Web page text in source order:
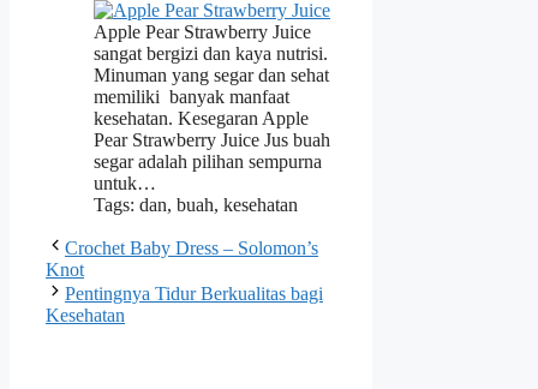
Apple Pear Strawberry Juice
sangat bergizi dan kaya nutrisi.
Minuman yang segar dan sehat
memiliki banyak manfaat
kesehatan. Kesegaran Apple
Pear Strawberry Juice Jus buah
segar adalah pilihan sempurna
untuk…
Tags: dan, buah, kesehatan
Crochet Baby Dress – Solomon’s
Knot
Pentingnya Tidur Berkualitas bagi
Kesehatan